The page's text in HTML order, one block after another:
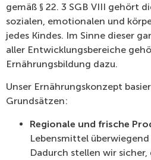
gemäß § 22. 3 SGB VIII gehört
sozialen, emotionalen und
jedes Kindes. Im Sinne dieser
aller Entwicklungsbereiche
Ernährungsbildung dazu.
Unser Ernährungskonzept
Grundsätzen:
Regionale und frische
Lebensmittel
Dadurch stellen wir sicher,